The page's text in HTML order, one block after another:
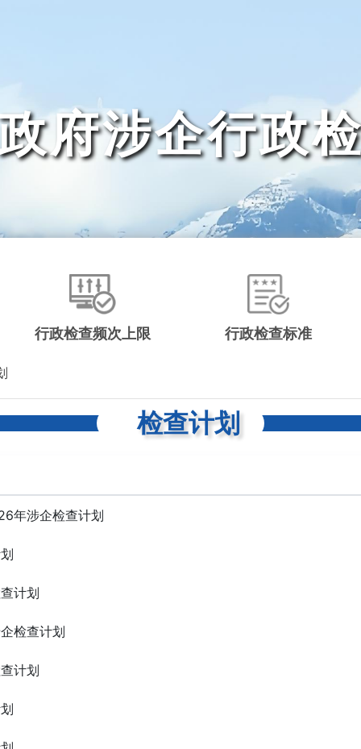
府涉企行政
行政检查频次上限 行政检查标准
检查计划
年涉企检查计划
计划
检查计划
计划